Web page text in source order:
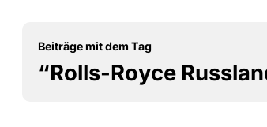
Beiträge mit dem Tag
“Rolls-Royce